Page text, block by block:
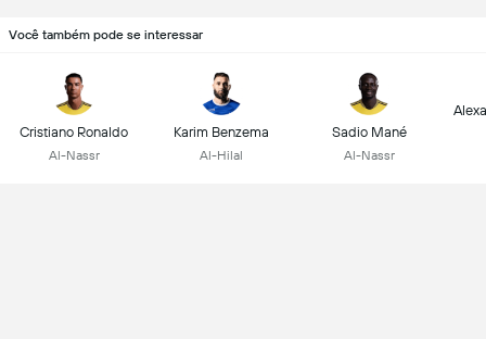
Você também pode se interessar
Cristiano Ronaldo
Al-Nassr
Karim Benzema
Al-Hilal
Sadio Mané
Al-Nassr